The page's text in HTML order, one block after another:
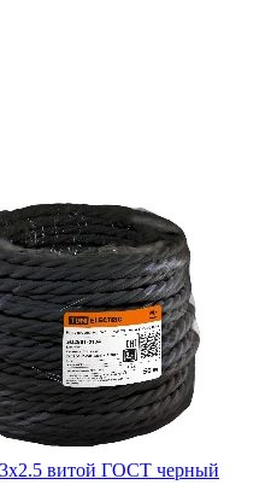
витой ГОСТ черный